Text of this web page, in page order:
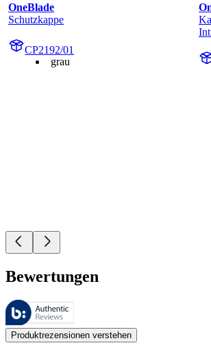
OneBlade
Schutzkappe
CP2192/01
grau
Bewertungen
Diese Bewertungen werden von Bazaarvoice
Kundenmeinungen in Form von Produkt- und
Produktrezensionen verstehen